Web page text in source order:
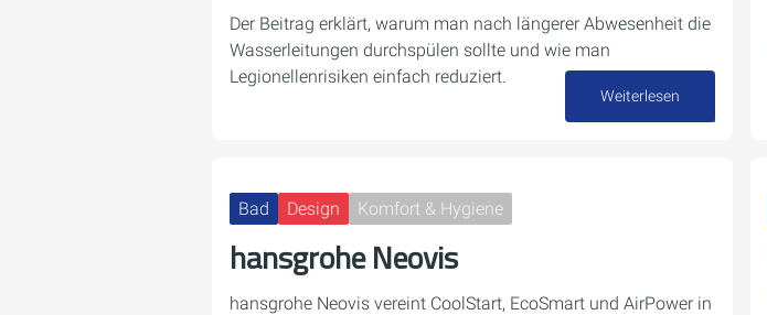
Der Beitrag erklärt, warum man nach längerer Abwesenheit die
Wasserleitungen durchspülen sollte und wie man
Legionellenrisiken einfach reduziert.
Weiterlesen
Bad Design Komfort & Hygiene
hansgrohe Neovis
hansgrohe Neovis vereint CoolStart, EcoSmart und AirPower in